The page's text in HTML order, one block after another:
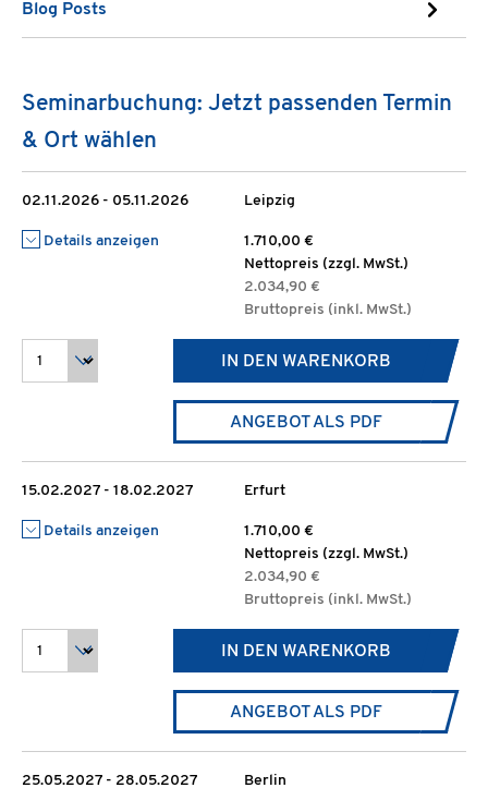
Blog Posts
Seminarbuchung: Jetzt passenden Termin
& Ort wählen
02.11.2026 - 05.11.2026 Leipzig
Details anzeigen
1.710,00 €
Nettopreis (zzgl. MwSt.)
2.034,90 €
Bruttopreis (inkl. MwSt.)
IN DEN WARENKORB
ANGEBOT ALS PDF
15.02.2027 - 18.02.2027 Erfurt
Details anzeigen
1.710,00 €
Nettopreis (zzgl. MwSt.)
2.034,90 €
Bruttopreis (inkl. MwSt.)
IN DEN WARENKORB
ANGEBOT ALS PDF
25.05.2027 - 28.05.2027 Berlin